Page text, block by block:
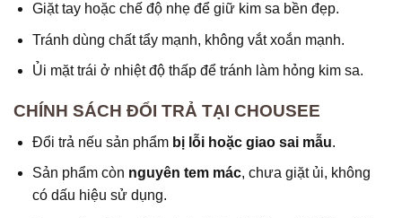
Giặt tay hoặc chế độ nhẹ để giữ kim sa bền đẹp.
Tránh dùng chất tẩy mạnh, không vắt xoắn mạnh.
Ủi mặt trái ở nhiệt độ thấp để tránh làm hỏng kim sa.
CHÍNH SÁCH ĐỔI TRẢ TẠI CHOUSEE
Đổi trả nếu sản phẩm bị lỗi hoặc giao sai mẫu.
Sản phẩm còn nguyên tem mác, chưa giặt ủi, không
có dấu hiệu sử dụng.